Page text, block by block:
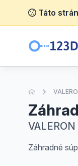
Táto
Úvodná
Záhradné